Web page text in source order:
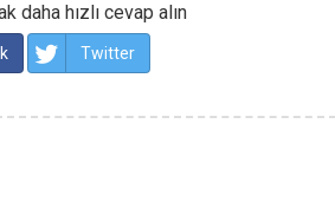
daha hızlı cevap alın
Twitter